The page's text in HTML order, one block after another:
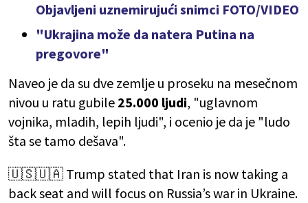
Objavljeni uznemirujući snimci FOTO/VIDEO
"Ukrajina može da natera Putina na
pregovore"
Naveo je da su dve zemlje u proseku na mesečnom
nivou u ratu gubile 25.000 ljudi, "uglavnom
vojnika, mladih, lepih ljudi", i ocenio je da je "ludo
šta se tamo dešava".
🇺🇸🇺🇦 Trump stated that Iran is now taking a
back seat and will focus on Russia’s war in Ukraine.